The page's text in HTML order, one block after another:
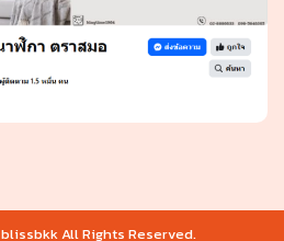
All Rights Reserved.